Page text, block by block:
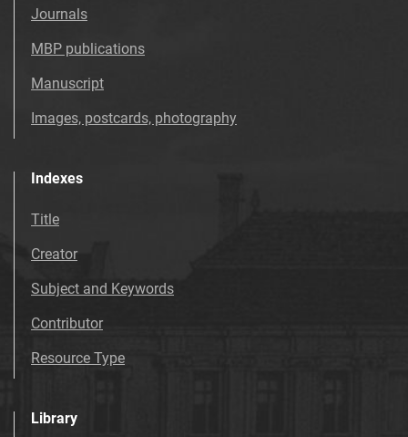
Journals
MBP publications
Manuscript
Images, postcards, photography
Indexes
Title
Creator
Subject and Keywords
Contributor
Resource Type
Library